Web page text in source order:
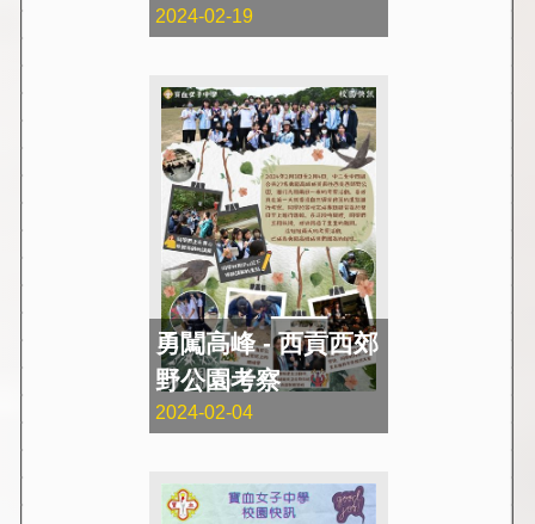
2024-02-19
勇闖高峰 - 西貢西郊
野公園考察
2024-02-04